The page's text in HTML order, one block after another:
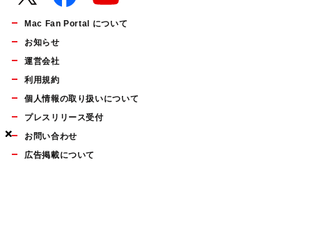
×
×
×
Mac Fan Portal について
お知らせ
運営会社
利用規約
個人情報の取り扱いについて
プレスリリース受付
お問い合わせ
広告掲載について